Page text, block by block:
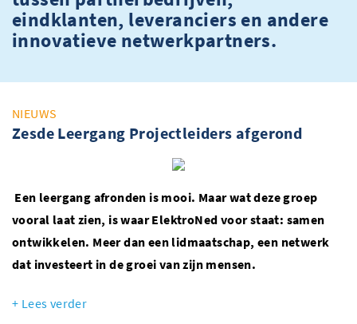
eindklanten, leveranciers en andere
innovatieve netwerkpartners.
NIEUWS
Zesde Leergang Projectleiders afgerond
Een leergang afronden is mooi. Maar wat deze groep
vooral laat zien, is waar ElektroNed voor staat: samen
ontwikkelen. Meer dan een lidmaatschap, een netwerk
dat investeert in de groei van zijn mensen.
Lees verder